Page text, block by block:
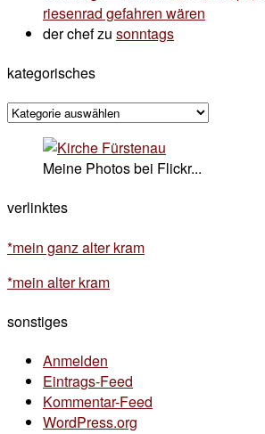
riesenrad gefahren wären
der chefzu sonntags
kategorisches
kategorisches
Meine Photos bei Flickr...
verlinktes
*mein ganz alter kram
*mein alter kram
sonstiges
Anmelden
Eintrags-Feed
Kommentar-Feed
WordPress.org